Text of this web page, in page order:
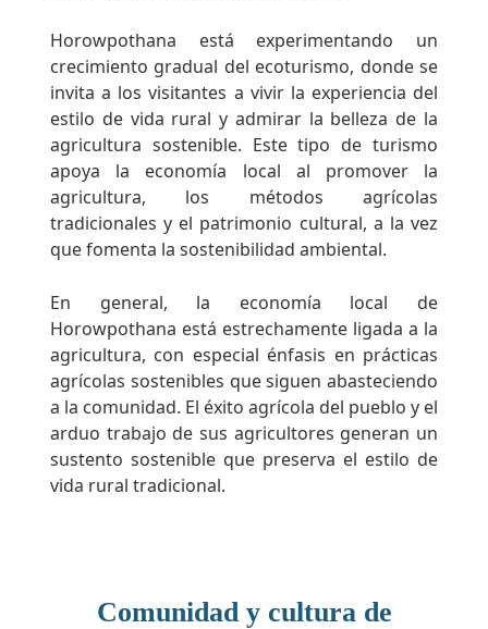
Horowpothana está experimentando un
crecimiento gradual del ecoturismo, donde se
invita a los visitantes a vivir la experiencia del
estilo de vida rural y admirar la belleza de la
agricultura sostenible. Este tipo de turismo
apoya la economía local al promover la
agricultura, los métodos agrícolas
tradicionales y el patrimonio cultural, a la vez
que fomenta la sostenibilidad ambiental.
En general, la economía local de
Horowpothana está estrechamente ligada a la
agricultura, con especial énfasis en prácticas
agrícolas sostenibles que siguen abasteciendo
a la comunidad. El éxito agrícola del pueblo y el
arduo trabajo de sus agricultores generan un
sustento sostenible que preserva el estilo de
vida rural tradicional.
Comunidad y cultura de